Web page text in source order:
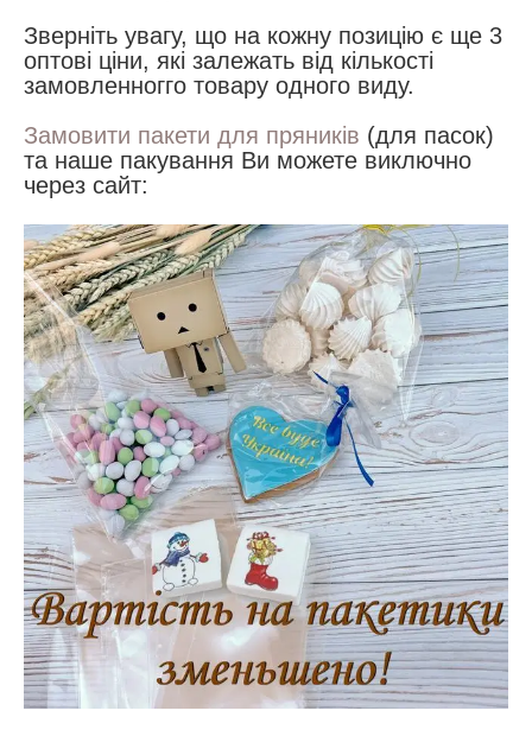
Зверніть увагу, що на кожну позицію є ще 3
оптові ціни, які залежать від кількості
замовленногго товару одного виду.
Замовити пакети для пряників (для пасок)
та наше пакування Ви можете виключно
через сайт: